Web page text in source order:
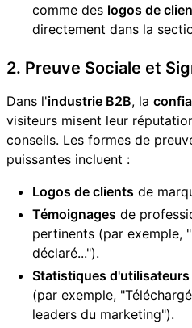
comme des logos de
directement dans la
2. Preuve Sociale et
Dans l'industrie B2B, la
visiteurs misent leur
conseils. Les formes de
puissantes incluent :
Logos de clients de
Témoignages de
pertinents (par exemple,
déclaré...").
Statistiques d'utilisateurs
(par exemple,
leaders du marketing").